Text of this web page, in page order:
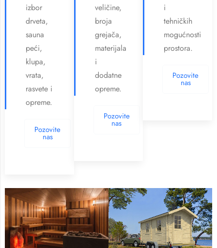
izbor
drveta,
sauna
peći,
klupa,
vrata,
rasvete i
opreme.
Pozovite
nas
veličine,
broja
grejača,
materijala
i
dodatne
opreme.
Pozovite
nas
i
tehničkih
mogućnosti
prostora.
Pozovite
nas